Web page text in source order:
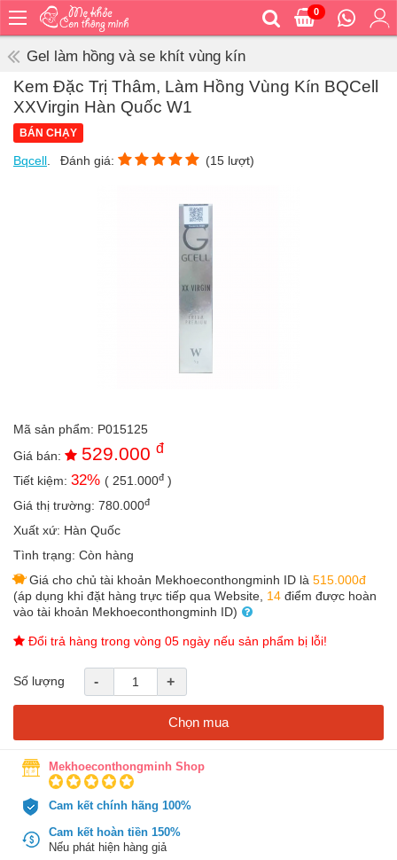
0
Bé
ăn
Bé
vệ
sinh
toàn
Bé
Bé
mà
học
Dành
cho
mẹ
Dành
bố
Đồ
trong
Tin
tức
Gel làm hồng và se khít vùng kín
Kem Đặc Trị Thâm, Làm Hồng Vùng Kín BQCell
XXVirgin Hàn Quốc W1
BÁN CHẠY
Bqcell Đánh giá: (15 lượt)
Mã sản phẩm: P015125
Giá bán:
529.000 đ
Tiết kiệm: 32% ( 251.000đ )
Giá thị trường: 780.000đ
Xuất xứ: Hàn Quốc
Tình trạng: Còn hàng
Giá cho chủ tài khoản Mekhoeconthongminh ID là 515.000đ
(áp dụng khi đặt hàng trực tiếp qua Website, 14 điểm được hoàn
vào tài khoản Mekhoeconthongminh ID)
Đổi trả hàng trong vòng 05 ngày nếu sản phẩm bị lỗi!
Số lượng - +
Chọn mua
Mekhoeconthongminh Shop
Cam kết chính hãng 100%
Cam kết hoàn tiền 150%
Nếu phát hiện hàng giả